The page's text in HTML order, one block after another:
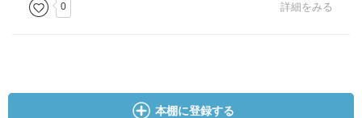
0 詳細をみる
本棚に登録する